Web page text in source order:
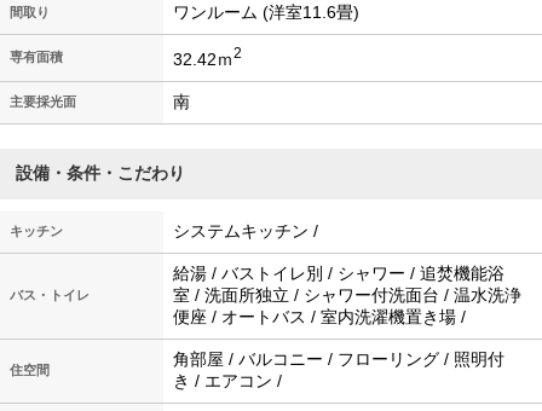
間取り ワンルーム (洋室11.6畳)
専有面積 32.42ｍ2
主要採光面 南
設備・条件・こだわり
キッチン システムキッチン /
バス・トイレ
給湯 / バストイレ別 / シャワー / 追焚機能浴
室 / 洗面所独立 / シャワー付洗面台 / 温水洗浄
便座 / オートバス / 室内洗濯機置き場 /
住空間
角部屋 / バルコニー / フローリング / 照明付
き / エアコン /